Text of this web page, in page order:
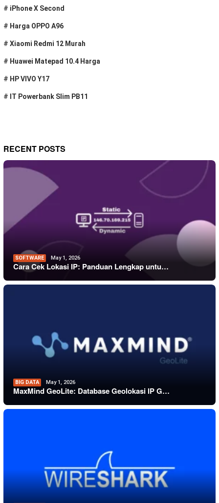
# iPhone X Second
# Harga OPPO A96
# Xiaomi Redmi 12 Murah
# Huawei Matepad 10.4 Harga
# HP VIVO Y17
# IT Powerbank Slim PB11
RECENT POSTS
SOFTWARE May 1, 2026
Cara Cek Lokasi IP: Panduan Lengkap untu…
BIG DATA May 1, 2026
MaxMind GeoLite: Database Geolokasi IP G…